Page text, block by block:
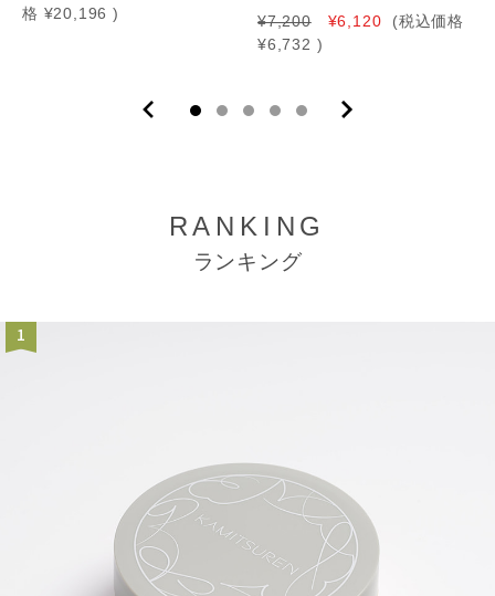
格 ¥20,196 ) ¥7,200 ¥6,120
(税込価格
¥6,732 )
RANKING
ランキング
1